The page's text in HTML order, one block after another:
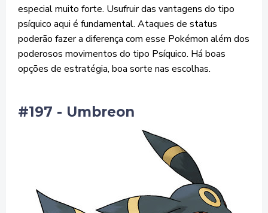
especial muito forte. Usufruir das vantagens do tipo
psíquico aqui é fundamental. Ataques de status
poderão fazer a diferença com esse Pokémon além dos
poderosos movimentos do tipo Psíquico. Há boas
opções de estratégia, boa sorte nas escolhas.
#197 - Umbreon